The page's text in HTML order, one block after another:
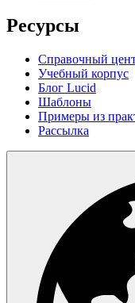
Ресурсы
Справочный
Учебный корпус
Блог Lucid
Шаблоны
Примеры из
Рассылка